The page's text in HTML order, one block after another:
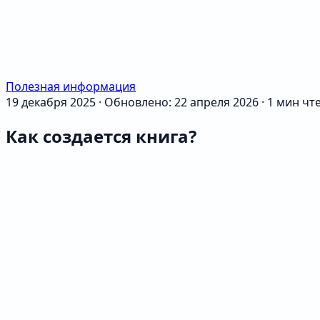
Полезная информация
19 декабря 2025 · Обновлено: 22 апреля 2026 · 1 мин
Как создается книга?